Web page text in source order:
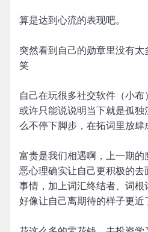
算是达到心流的表现吧。
突然看到自己的勋章里没有
笑
自己在玩很多社交软件（小布
或许只能说说明当下就是孤
么不停下脚步，在拓词里放肆
富贵是我们相遇啊，上一期的
恶心理确实让自己更积极的
事情，加上词汇终结者、词根
好像让自己离期待的样子更近